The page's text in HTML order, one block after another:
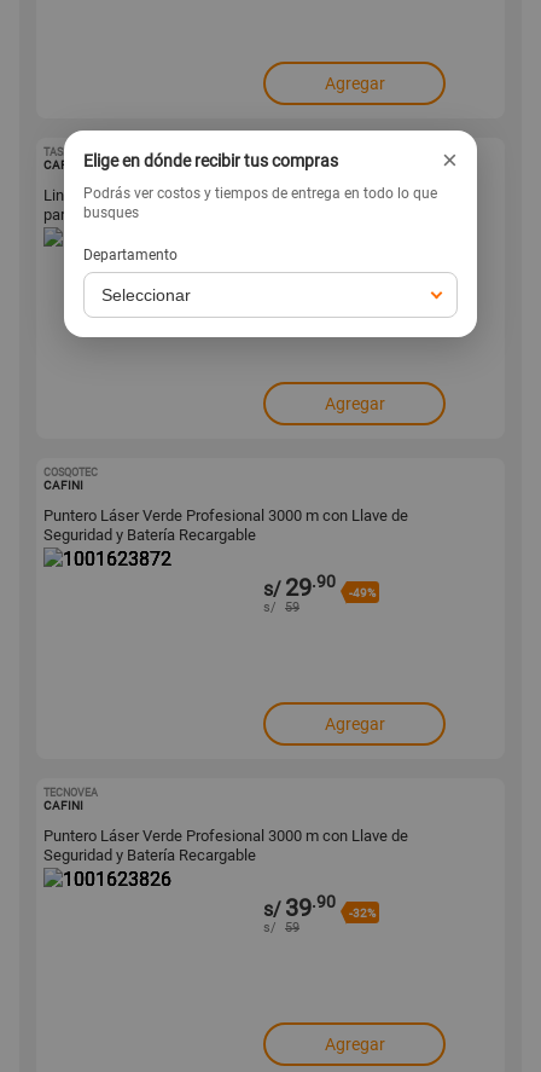
Agregar
TASHINE 1001643781
CAFINI
Linterna de Cabeza Recargable LED 3W Luz Blanca Ajustable
para Camping Trabajo y Emergencias
s/29 -39%
Agregar
COSQOTEC
CAFINI
Puntero Láser Verde Profesional 3000 m con Llave de
Seguridad y Batería Recargable
s/ 29.90
-49%
s/ 59
Agregar
TECNOVEA
CAFINI
Puntero Láser Verde Profesional 3000 m con Llave de
Seguridad y Batería Recargable
s/ 39.90
-32%
s/ 59
Agregar
Elige en dónde recibir tus compras ×
Podrás ver costos y tiempos de entrega en todo lo que
busques
Departamento